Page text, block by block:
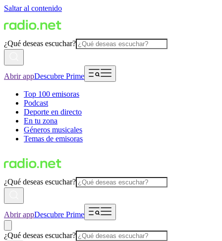
Saltar al contenido
¿Qué deseas escuchar?
Abrir appDescubre Prime
Top 100 emisoras
Podcast
Deporte en directo
En tu zona
Géneros musicales
Temas de emisoras
¿Qué deseas escuchar?
Abrir appDescubre Prime
¿Qué deseas escuchar?